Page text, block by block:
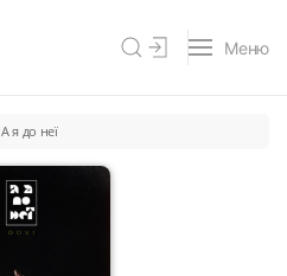
Меню
А я до неї